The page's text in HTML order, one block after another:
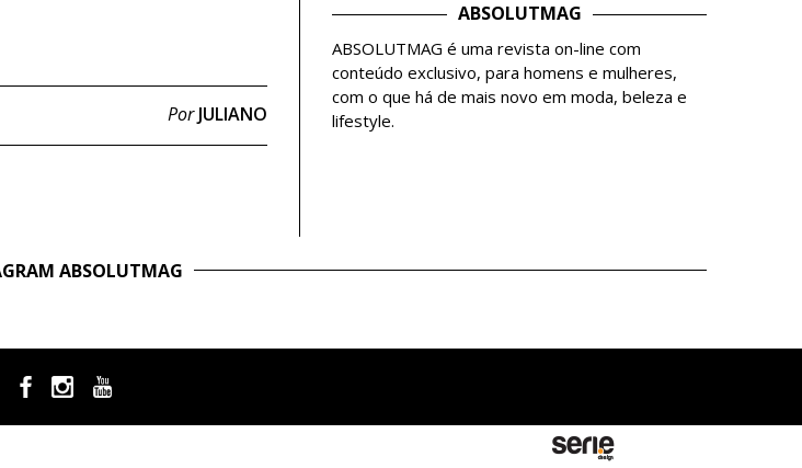
PorJULIANO
ABSOLUTMAG
ABSOLUTMAG é uma revista on-line com
conteúdo exclusivo, para homens e mulheres,
com o que há de mais novo em moda, beleza e
lifestyle.
ABSOLUTMAG